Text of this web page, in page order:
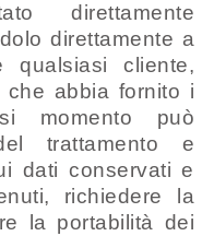
direttamente
direttamente a
qualsiasi cliente,
che abbia fornito i
momento può
trattamento e
dati conservati e
richiedere la
la portabilità dei